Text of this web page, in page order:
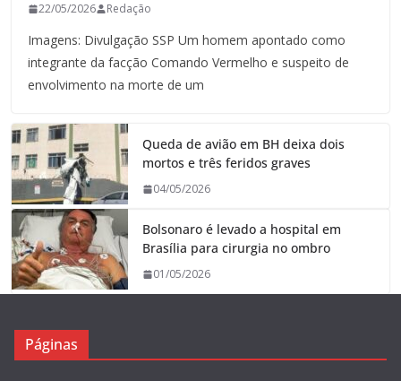
22/05/2026 Redação
Imagens: Divulgação SSP Um homem apontado como
integrante da facção Comando Vermelho e suspeito de
envolvimento na morte de um
Queda de avião em BH deixa dois
mortos e três feridos graves
04/05/2026
Bolsonaro é levado a hospital em
Brasília para cirurgia no ombro
01/05/2026
Páginas